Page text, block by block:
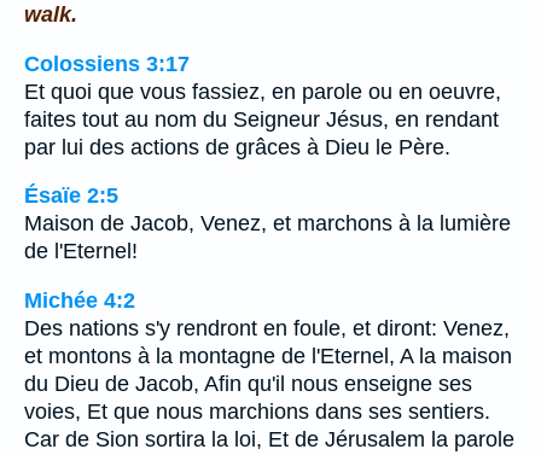
walk.
Colossiens 3:17
Et quoi que vous fassiez, en parole ou en oeuvre,
faites tout au nom du Seigneur Jésus, en rendant
par lui des actions de grâces à Dieu le Père.
Ésaïe 2:5
Maison de Jacob, Venez, et marchons à la lumière
de l'Eternel!
Michée 4:2
Des nations s'y rendront en foule, et diront: Venez,
et montons à la montagne de l'Eternel, A la maison
du Dieu de Jacob, Afin qu'il nous enseigne ses
voies, Et que nous marchions dans ses sentiers.
Car de Sion sortira la loi, Et de Jérusalem la parole